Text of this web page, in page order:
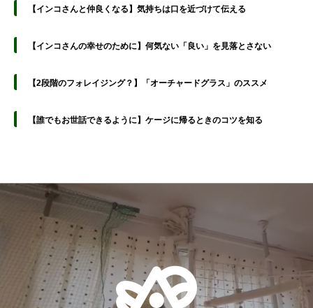
【インコさんと仲良くなる】気持ちは口を近づけて伝える
【インコさんの幸せのために】何気ない「良い」を見落とさない
【2段階のフォレイジング？】「オーチャードグラス」のススメ
【誰でもお世話できるように】ケージに帰るときのコツを知る